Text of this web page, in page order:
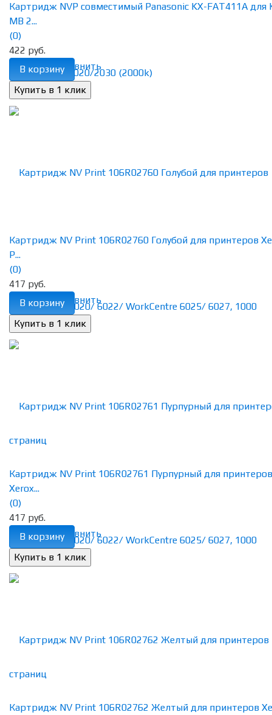
избранное сравнить
Картридж NVP совместимый Panasonic KX-FAT411А для
MB 2...
(0)
422 руб.
В корзину
избранное сравнить
Картридж NV Print 106R02760 Голубой для принтеров
P...
(0)
417 руб.
В корзину
избранное сравнить
Картридж NV Print 106R02761 Пурпурный для принтеров
Xerox...
(0)
417 руб.
В корзину
Картридж NV Print 106R02762 Желтый для принтеров